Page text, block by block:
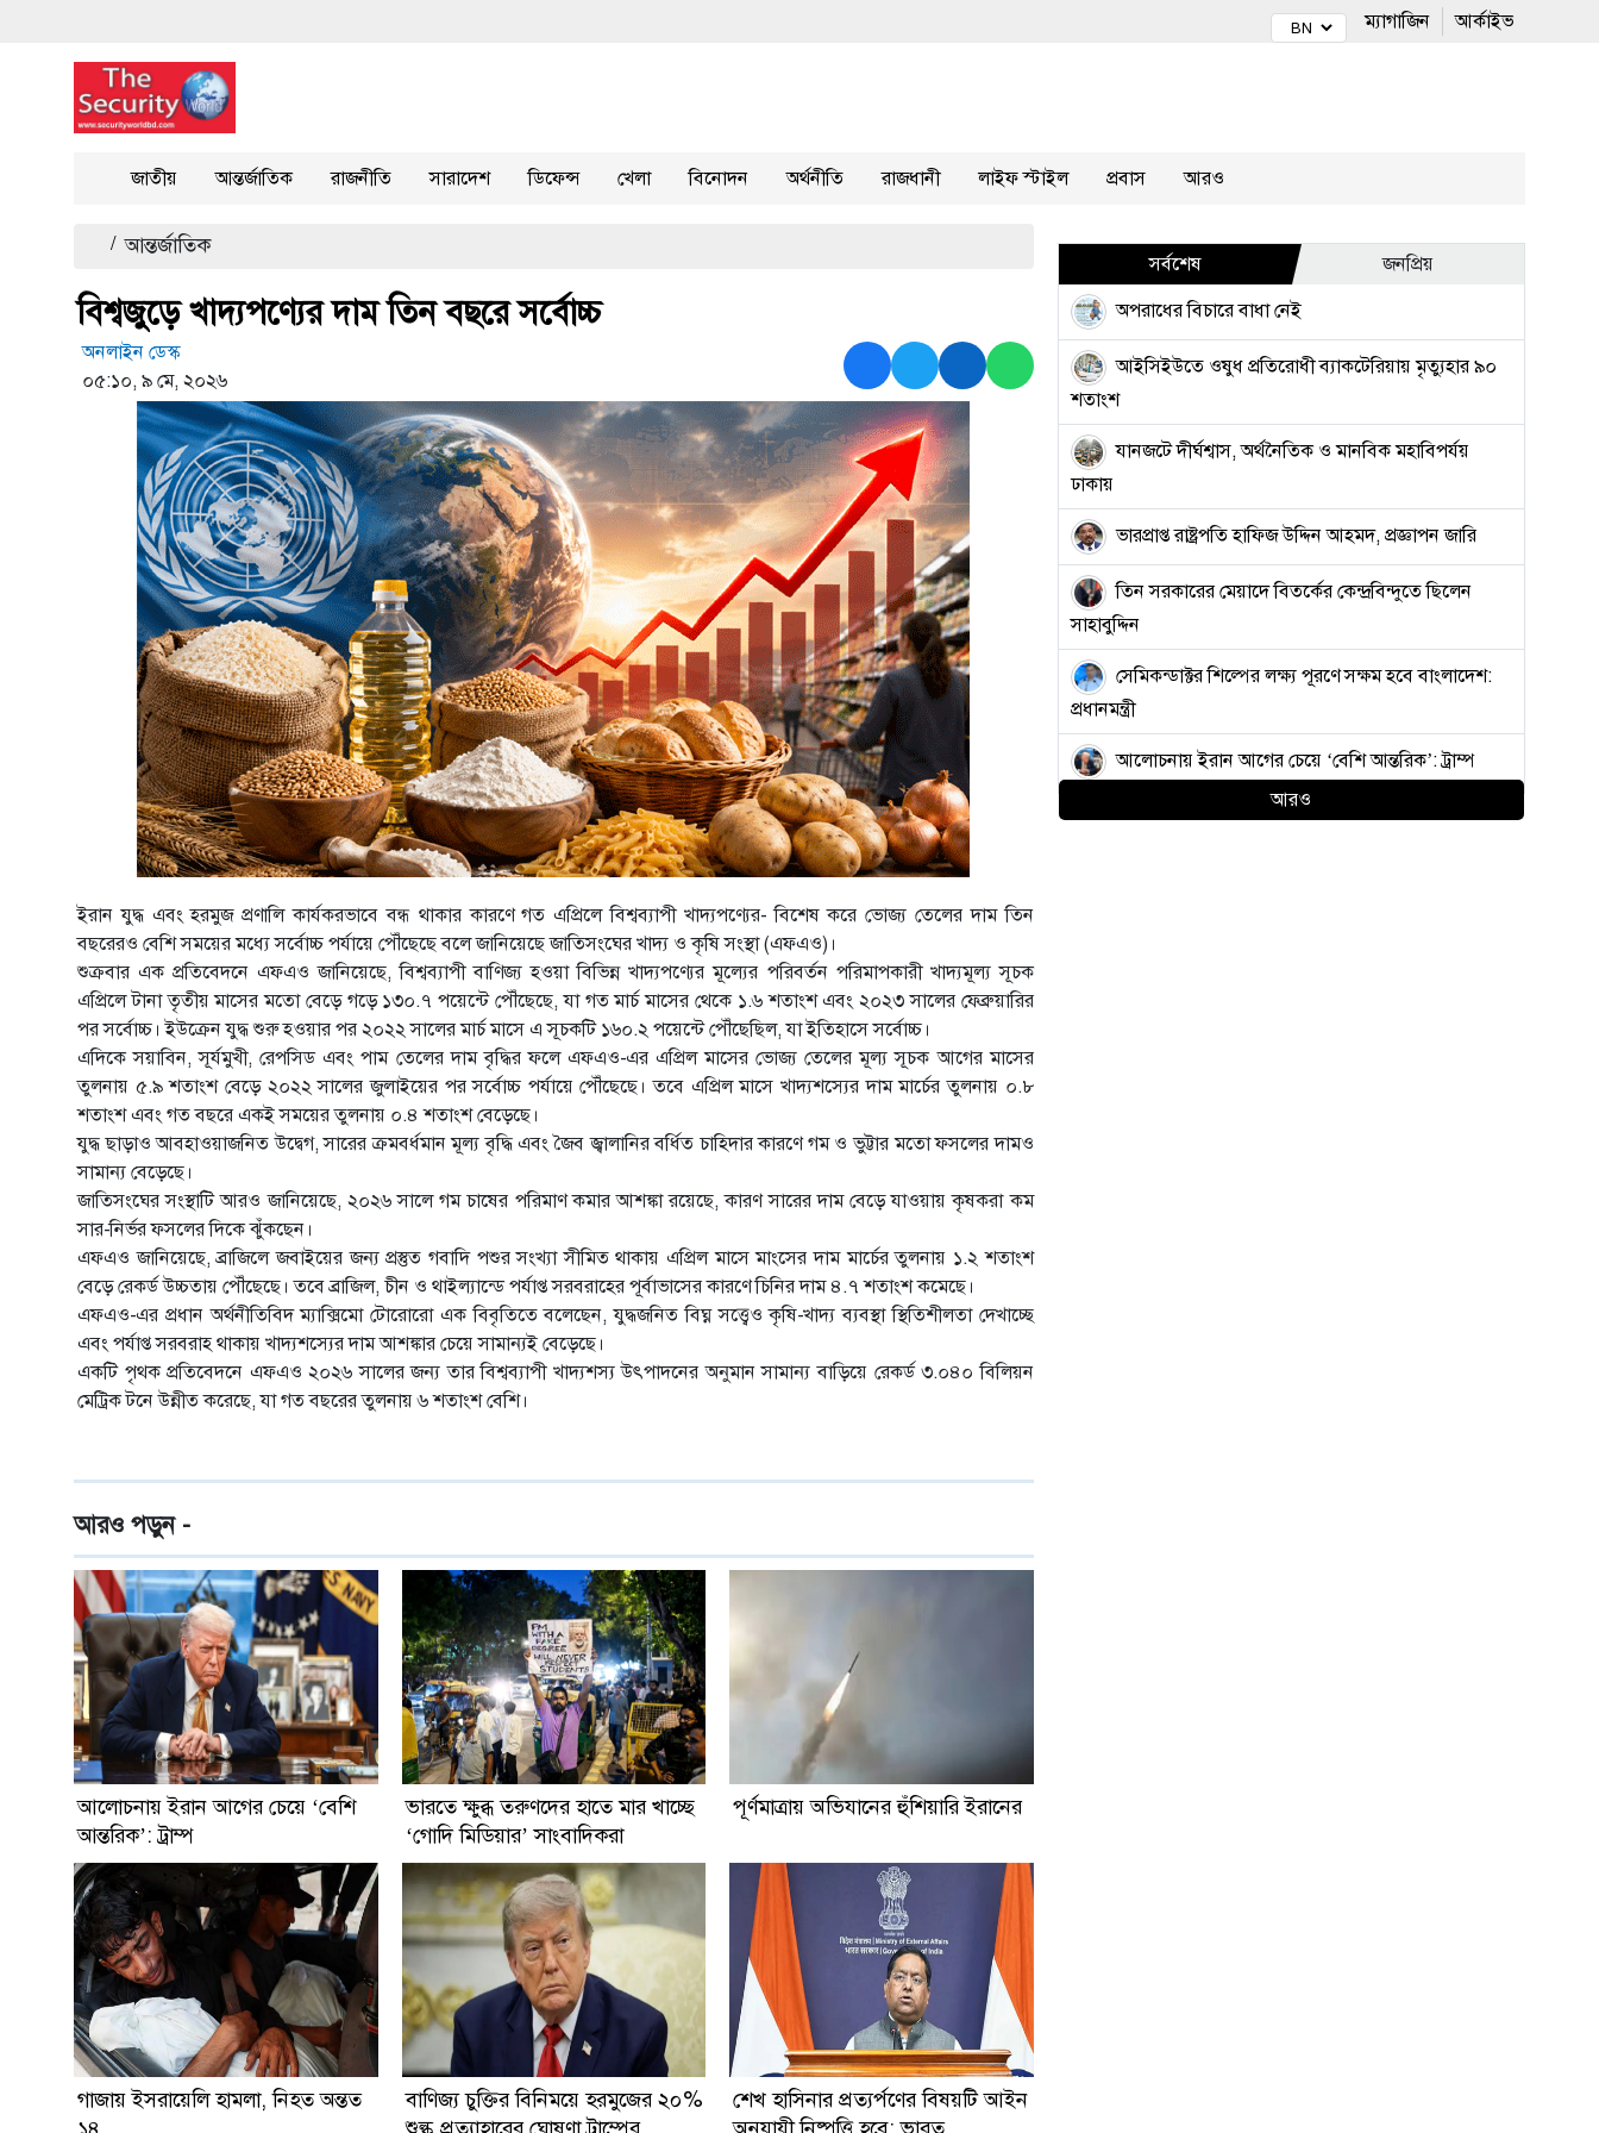
ম্যাগাজিন আর্কাইভ
জাতীয় আন্তর্জাতিক রাজনীতি সারাদেশ ডিফেন্স খেলা বিনোদন অর্থনীতি রাজধানী লাইফ স্টাইল প্রবাস আরও
/ আন্তর্জাতিক
বিশ্বজুড়ে খাদ্যপণ্যের দাম তিন বছরে সর্বোচ্চ
অনলাইন ডেস্ক
০৫:১০, ৯ মে, ২০২৬
ইরান যুদ্ধ এবং হরমুজ প্রণালি কার্যকরভাবে বন্ধ থাকার কারণে গত এপ্রিলে বিশ্বব্যাপী খাদ্যপণ্যের- বিশেষ করে ভোজ্য তেলের দাম তিন
বছরেরও বেশি সময়ের মধ্যে সর্বোচ্চ পর্যায়ে পৌঁছেছে বলে জানিয়েছে জাতিসংঘের খাদ্য ও কৃষি সংস্থা (এফএও)।
শুক্রবার এক প্রতিবেদনে এফএও জানিয়েছে, বিশ্বব্যাপী বাণিজ্য হওয়া বিভিন্ন খাদ্যপণ্যের মূল্যের পরিবর্তন পরিমাপকারী খাদ্যমূল্য সূচক
এপ্রিলে টানা তৃতীয় মাসের মতো বেড়ে গড়ে ১৩০.৭ পয়েন্টে পৌঁছেছে, যা গত মার্চ মাসের থেকে ১.৬ শতাংশ এবং ২০২৩ সালের ফেব্রুয়ারির
পর সর্বোচ্চ। ইউক্রেন যুদ্ধ শুরু হওয়ার পর ২০২২ সালের মার্চ মাসে এ সূচকটি ১৬০.২ পয়েন্টে পৌঁছেছিল, যা ইতিহাসে সর্বোচ্চ।
এদিকে সয়াবিন, সূর্যমুখী, রেপসিড এবং পাম তেলের দাম বৃদ্ধির ফলে এফএও-এর এপ্রিল মাসের ভোজ্য তেলের মূল্য সূচক আগের মাসের
তুলনায় ৫.৯ শতাংশ বেড়ে ২০২২ সালের জুলাইয়ের পর সর্বোচ্চ পর্যায়ে পৌঁছেছে। তবে এপ্রিল মাসে খাদ্যশস্যের দাম মার্চের তুলনায় ০.৮
শতাংশ এবং গত বছরে একই সময়ের তুলনায় ০.৪ শতাংশ বেড়েছে।
যুদ্ধ ছাড়াও আবহাওয়াজনিত উদ্বেগ, সারের ক্রমবর্ধমান মূল্য বৃদ্ধি এবং জৈব জ্বালানির বর্ধিত চাহিদার কারণে গম ও ভুট্টার মতো ফসলের দামও
সামান্য বেড়েছে।
জাতিসংঘের সংস্থাটি আরও জানিয়েছে, ২০২৬ সালে গম চাষের পরিমাণ কমার আশঙ্কা রয়েছে, কারণ সারের দাম বেড়ে যাওয়ায় কৃষকরা কম
সার-নির্ভর ফসলের দিকে ঝুঁকছেন।
এফএও জানিয়েছে, ব্রাজিলে জবাইয়ের জন্য প্রস্তুত গবাদি পশুর সংখ্যা সীমিত থাকায় এপ্রিল মাসে মাংসের দাম মার্চের তুলনায় ১.২ শতাংশ
বেড়ে রেকর্ড উচ্চতায় পৌঁছেছে। তবে ব্রাজিল, চীন ও থাইল্যান্ডে পর্যাপ্ত সরবরাহের পূর্বাভাসের কারণে চিনির দাম ৪.৭ শতাংশ কমেছে।
এফএও-এর প্রধান অর্থনীতিবিদ ম্যাক্সিমো টোরোরো এক বিবৃতিতে বলেছেন, যুদ্ধজনিত বিঘ্ন সত্ত্বেও কৃষি-খাদ্য ব্যবস্থা স্থিতিশীলতা দেখাচ্ছে
এবং পর্যাপ্ত সরবরাহ থাকায় খাদ্যশস্যের দাম আশঙ্কার চেয়ে সামান্যই বেড়েছে।
একটি পৃথক প্রতিবেদনে এফএও ২০২৬ সালের জন্য তার বিশ্বব্যাপী খাদ্যশস্য উৎপাদনের অনুমান সামান্য বাড়িয়ে রেকর্ড ৩.০৪০ বিলিয়ন
মেট্রিক টনে উন্নীত করেছে, যা গত বছরের তুলনায় ৬ শতাংশ বেশি।
আরও পড়ুন -
আলোচনায় ইরান আগের চেয়ে ‘বেশি
আন্তরিক’: ট্রাম্প
ভারতে ক্ষুব্ধ তরুণদের হাতে মার খাচ্ছে
‘গোদি মিডিয়ার’ সাংবাদিকরা
পূর্ণমাত্রায় অভিযানের হুঁশিয়ারি ইরানের
গাজায় ইসরায়েলি হামলা, নিহত অন্তত
বাণিজ্য চুক্তির বিনিময়ে হরমুজের ২০%
শেখ হাসিনার প্রত্যর্পণের বিষয়টি আইন
সর্বশেষ
জনপ্রিয়
অপরাধের বিচারে বাধা নেই
আইসিইউতে ওষুধ প্রতিরোধী ব্যাকটেরিয়ায় মৃত্যুহার ৯০
শতাংশ
যানজটে দীর্ঘশ্বাস, অর্থনৈতিক ও মানবিক মহাবিপর্যয়
ঢাকায়
ভারপ্রাপ্ত রাষ্ট্রপতি হাফিজ উদ্দিন আহমদ, প্রজ্ঞাপন জারি
তিন সরকারের মেয়াদে বিতর্কের কেন্দ্রবিন্দুতে ছিলেন
সাহাবুদ্দিন
সেমিকন্ডাক্টর শিল্পের লক্ষ্য পূরণে সক্ষম হবে বাংলাদেশ:
প্রধানমন্ত্রী
আলোচনায় ইরান আগের চেয়ে ‘বেশি আন্তরিক’: ট্রাম্প
ভারতে ক্ষুব্ধ তরুণদের হাতে মার খাচ্ছে ‘গোদি মিডিয়ার’
আরও